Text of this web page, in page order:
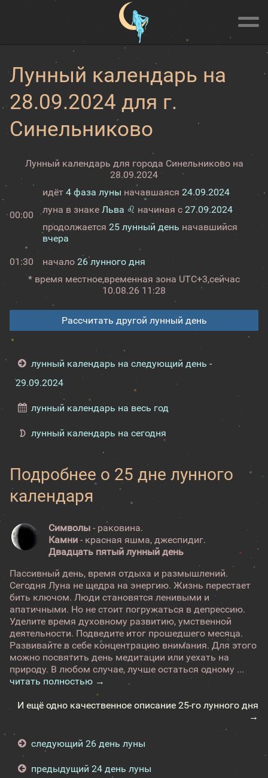
Лунный календарь на
28.09.2024 для г.
Синельниково
Лунный календарь для города Синельниково на
28.09.2024
00:00
идёт 4 фаза луны начавшаяся 24.09.2024
луна в знаке Льва ♌ начиная с 27.09.2024
продолжается 25 лунный день начавшийся
вчера
01:30 начало 26 лунного дня
* время местное,временная зона UTC+3,сейчас
10.08.26 11:28
Рассчитать другой лунный день
лунный календарь на следующий день -
29.09.2024
лунный календарь на весь год
лунный календарь на сегодня
Подробнее о 25 дне лунного
календаря
Символы - раковина.
Камни - красная яшма, джеспидиг.
Двадцать пятый лунный день
Пассивный день, время отдыха и размышлений.
Сегодня Луна не щедра на энергию. Жизнь перестает
бить ключом. Люди становятся ленивыми и
апатичными. Но не стоит погружаться в депрессию.
Уделите время духовному развитию, умственной
деятельности. Подведите итог прошедшего месяца.
Развивайте в себе концентрацию внимания. Для этого
можно посвятить день медитации или уехать на
природу. В любом случае, лучше остаться одному ...
читать полностью →
И ещё одно качественное описание 25-го лунного дня
→
следующий 26 день луны
предыдущий 24 день луны